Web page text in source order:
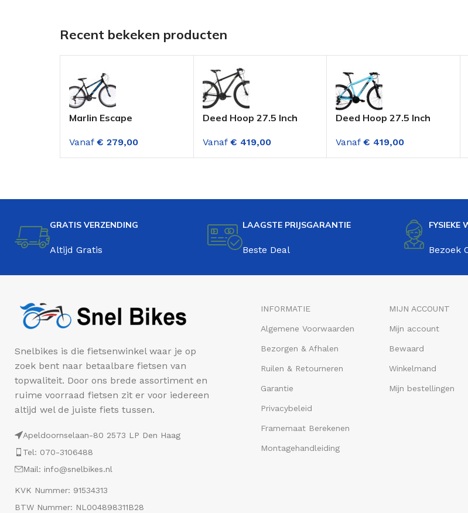
Recent bekeken producten
Marlin Escape
Versnellingen Zwart-
blauw
Vanaf € 279,00
Deed Hoop 27.5 Inch
Versnellingen Zwart
Vanaf € 419,00
Deed Hoop 27.5 Inch
Versnellingen Blauw
Vanaf € 419,00
GRATIS VERZENDING
Altijd Gratis
LAAGSTE PRIJSGARANTIE
Beste Deal
FYSIEKE
Bezoek
Snelbikes is die fietsenwinkel waar je op
zoek bent naar betaalbare fietsen van
topwaliteit. Door ons brede assortiment en
ruime voorraad fietsen zit er voor iedereen
altijd wel de juiste fiets tussen.
Apeldoornselaan-80 2573 LP Den Haag
Tel: 070-3106488
Mail: info@snelbikes.nl
KVK Nummer: 91534313
BTW Nummer: NL004898311B28
INFORMATIE
Algemene Voorwaarden
Bezorgen & Afhalen
Ruilen & Retourneren
Garantie
Privacybeleid
Framemaat Berekenen
Montagehandleiding
MIJN ACCOUNT
Mijn account
Bewaard
Winkelmand
Mijn bestellingen